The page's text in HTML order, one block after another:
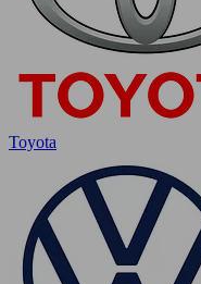
Toyota